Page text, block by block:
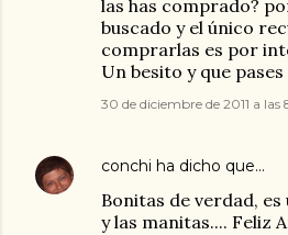
las has comprado?
buscado y el único
comprarlas es por
Un besito y que
30 de diciembre de 2011 a las
conchi ha dicho que…
Bonitas de verdad,
y las manitas.... Feliz